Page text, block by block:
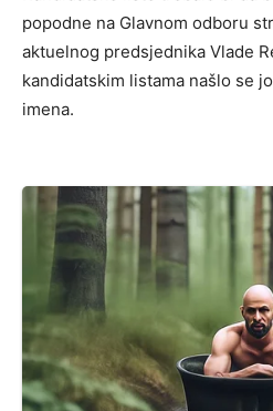
popodne na Glavnom odboru
aktuelnog predsjednika Vlade
kandidatskim listama našlo se
imena.